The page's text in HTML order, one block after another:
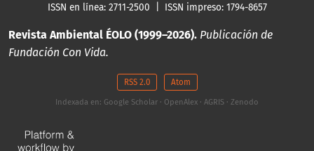
ISSN en línea: 2711-2500 | ISSN impreso: 1794-8657
Revista Ambiental ÉOLO (1999–2026). Publicación de
Fundación Con Vida.
RSS 2.0 Atom
Indexada en: Google Scholar · OpenAlex · AGRIS · Zenodo